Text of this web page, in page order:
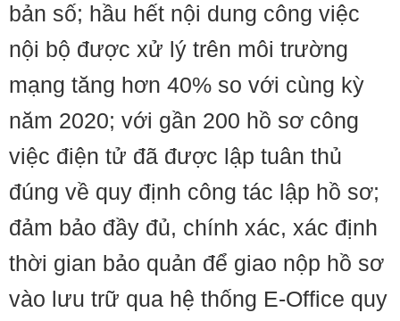
bản số; hầu hết nội dung công việc
nội bộ được xử lý trên môi trường
mạng tăng hơn 40% so với cùng kỳ
năm 2020; với gần 200 hồ sơ công
việc điện tử đã được lập tuân thủ
đúng về quy định công tác lập hồ sơ;
đảm bảo đầy đủ, chính xác, xác định
thời gian bảo quản để giao nộp hồ sơ
vào lưu trữ qua hệ thống E-Office quy